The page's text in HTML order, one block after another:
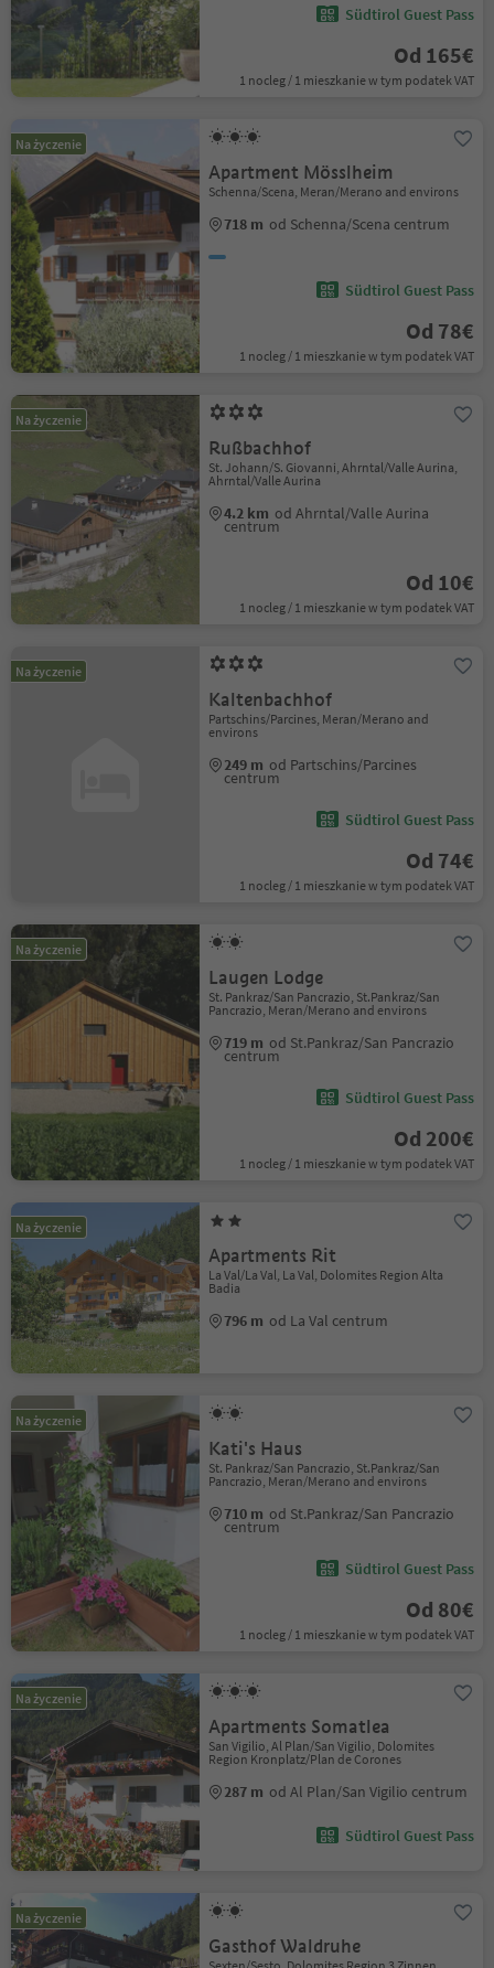
Südtirol Guest Pass
Od 165€
1 nocleg / 1 mieszkanie w tym podatek VAT
Na życzenie
Apartment Mösslheim
Schenna/Scena, Meran/Merano and environs
718 m od Schenna/Scena centrum
Südtirol Guest Pass
Od 78€
1 nocleg / 1 mieszkanie w tym podatek VAT
Na życzenie
Rußbachhof
St. Johann/S. Giovanni, Ahrntal/Valle Aurina,
Ahrntal/Valle Aurina
4.2 km od Ahrntal/Valle Aurina
centrum
Od 10€
1 nocleg / 1 mieszkanie w tym podatek VAT
Na życzenie
Kaltenbachhof
Partschins/Parcines, Meran/Merano and
environs
249 m od Partschins/Parcines
centrum
Südtirol Guest Pass
Od 74€
1 nocleg / 1 mieszkanie w tym podatek VAT
Na życzenie
Laugen Lodge
St. Pankraz/San Pancrazio, St.Pankraz/San
Pancrazio, Meran/Merano and environs
719 m od St.Pankraz/San Pancrazio
centrum
Südtirol Guest Pass
Od 200€
1 nocleg / 1 mieszkanie w tym podatek VAT
Na życzenie
Apartments Rit
La Val/La Val, La Val, Dolomites Region Alta
Badia
796 m od La Val centrum
Na życzenie
Kati's Haus
St. Pankraz/San Pancrazio, St.Pankraz/San
Pancrazio, Meran/Merano and environs
710 m od St.Pankraz/San Pancrazio
centrum
Südtirol Guest Pass
Od 80€
1 nocleg / 1 mieszkanie w tym podatek VAT
Na życzenie
Apartments Somatlea
San Vigilio, Al Plan/San Vigilio, Dolomites
Region Kronplatz/Plan de Corones
287 m od Al Plan/San Vigilio centrum
Südtirol Guest Pass
Na życzenie
Gasthof Waldruhe